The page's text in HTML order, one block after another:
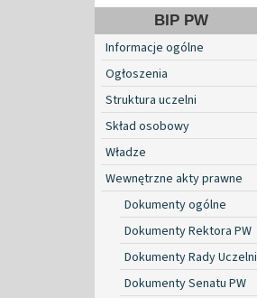
BIP PW
Informacje ogólne
Ogłoszenia
Struktura uczelni
Skład osobowy
Władze
Wewnętrzne akty prawne
Dokumenty ogólne
Dokumenty Rektora PW
Dokumenty Rady Uczelni
Dokumenty Senatu PW